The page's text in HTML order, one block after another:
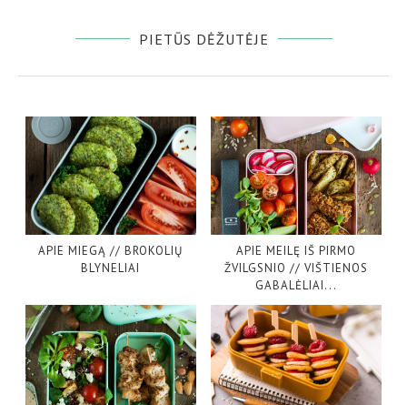
PIETŪS DĖŽUTĖJE
APIE MIEGĄ // BROKOLIŲ
BLYNELIAI
APIE MEILĘ IŠ PIRMO
ŽVILGSNIO // VIŠTIENOS
GABALĖLIAI...